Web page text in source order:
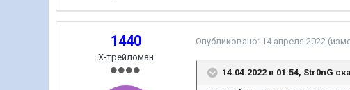
1440
Х-трейломан
Опубликовано: 14 апреля 2022
14.04.2022 в 01:54, Str0nG